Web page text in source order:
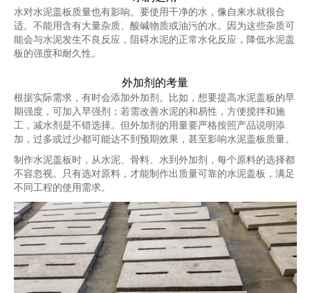
水对水泥盖板质量也有影响。要使用干净的水，像自来水就很合
适。不能用含有大量杂质、酸碱物质或油污的水。因为这些杂质可
能会与水泥发生不良反应，阻碍水泥的正常水化反应，降低水泥盖
板的强度和耐久性。
外加剂的考量
根据实际需求，有时会添加外加剂。比如，想要提高水泥盖板的早
期强度，可加入早强剂；若需改善水泥的和易性，方便搅拌和施
工，减水剂是不错选择。但外加剂的用量要严格按照产品说明添
加，过多或过少都可能达不到预期效果，甚至影响水泥盖板质量。
制作水泥盖板时，从水泥、骨料、水到外加剂，每个原料的选择都
不容忽视。只有选对原料，才能制作出质量可靠的水泥盖板，满足
不同工程的使用需求。